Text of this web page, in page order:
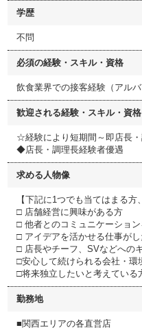
学歴
不問
必須の経験・スキル・資格
飲食業界での接客経験（アルバ
歓迎される経験・スキル・資格
☆経験により短期間～即店長・
◆店長・調理長経験者優遇
求める人物像
【下記に1つでも当てはまる方
□ 店舗経営に興味がある方
□ 他者とのコミュニケーショ
□ アイデアを活かせる仕事が
□ 店長やチーフ、SVなどへの
□安心して続けられる会社・環
□将来独立したいと考えている
勤務地
■関西エリアの各直営店